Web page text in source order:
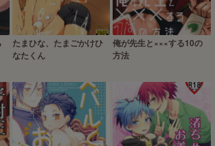
たまひな、たまごかけひ
なたくん
俺が先生と×××する10の
方法